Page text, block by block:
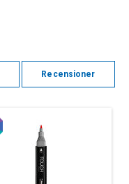
Recensioner